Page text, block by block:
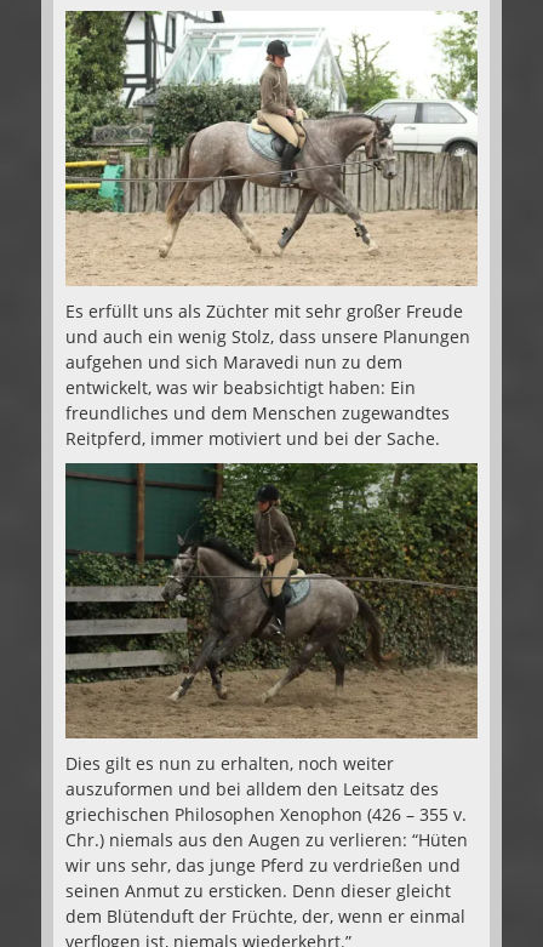
Es erfüllt uns als Züchter mit sehr großer Freude
und auch ein wenig Stolz, dass unsere Planungen
aufgehen und sich Maravedi nun zu dem
entwickelt, was wir beabsichtigt haben: Ein
freundliches und dem Menschen zugewandtes
Reitpferd, immer motiviert und bei der Sache.
Dies gilt es nun zu erhalten, noch weiter
auszuformen und bei alldem den Leitsatz des
griechischen Philosophen Xenophon (426 – 355 v.
Chr.) niemals aus den Augen zu verlieren: “Hüten
wir uns sehr, das junge Pferd zu verdrießen und
seinen Anmut zu ersticken. Denn dieser gleicht
dem Blütenduft der Früchte, der, wenn er einmal
verflogen ist, niemals wiederkehrt.”